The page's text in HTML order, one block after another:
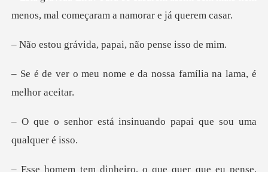
menos, mal com
ida, papai, não
e e da nossa família na
insinuando papai que s